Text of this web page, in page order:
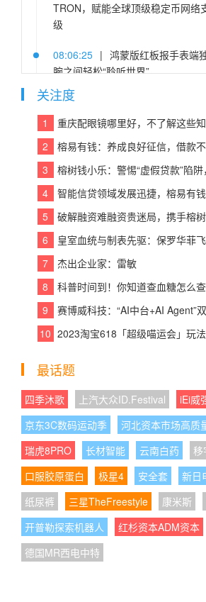
TRON，赋能全球顶级稳定币网络
级
08:06:25 | 鸿蒙版红板报手表端
腕之间轻松“聆听世界”
08:06:44
式美学先锋双奖，颜值实力引领行
08:06:32 |
合盈资本喜获CFS财
奖
08:06:07 | 深扒维信诺CJ首秀：B
躬身入局，为年轻人造「新玩具」
圈实验打响
08:06:38 | 浏览器新标签页的三
y、iTab、AItab横评背后的产业史
08:06:46 | 青岛代账公司推荐有
择，三证齐全五个标准
G7S万相书写净水传奇
08:06:08 | 从“引入者”到“输出者
徐霞博士如何让中国植发技术走向
08:06:30 | 行业首家接入碰一碰
银行交互、隐私、界面设计大焕新
08:06:02 | ​Bitmoji摩玑AI智能图
诊，更是运营王牌
08:06:05 |
大客户拆单需求接不
支持TikTok Shop订单拆单操作
关注度
1
重庆配眼镜哪里好，不了解这些知识配眼
2
榕易有钱：养成良好征信，借款
3
榕树钱小乐：警惕“虚假贷款”陷阱，筑牢反诈
4
智能信贷领域发展迅捷，榕易有钱时刻以客户为中心，回
5
破解融资难融资贵迷局，携手榕树钱小乐，让贷款
6
皇室血统与制表先驱：保罗华菲飞行员系列与百达翡丽
7
杰出企业家：雷敏
8
科普时间到！你知道查血糖怎么查最
9
赛博威科技：“AI中台+AI Agent”双驱动，【CYBER AI】智赋打造
10 2023淘宝618「超级喵运会」玩法攻略，领喵币升级猫猫瓜分5亿，
最话题
四季沐歌 上汽大众ID.Festival
iEi威
京东3C数码运动季
河北资本市场高质
瑞虎8PRO
长材智能 云南白药
移
口服胶原蛋白
极星4 安全套
新日
纸尿裤
三星TheFreestyle 康米斯
开普勒探索机器人
红杉资本ADM资本
德国MR西电中特